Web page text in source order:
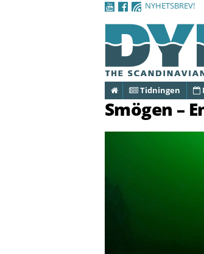
NYHETSBREV!
HemTidningen
Smögen –